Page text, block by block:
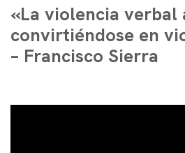
«La violencia verbal
convirtiéndose en
– Francisco Sierra